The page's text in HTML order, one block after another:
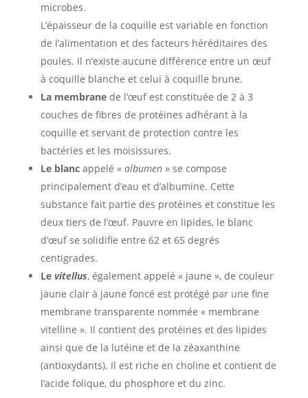
microbes.
L’épaisseur de la coquille est variable en fonction
de l’alimentation et des facteurs héréditaires des
poules. Il n’existe aucune différence entre un œuf
à coquille blanche et celui à coquille brune.
La membranede l’œuf est constituée de 2 à 3
couches de fibres de protéines adhérant à la
coquille et servant de protection contre les
bactéries et les moisissures.
Le blancappelé « albumen» se compose
principalement d’eau et d’albumine. Cette
substance fait partie des protéines et constitue les
deux tiers de l’œuf. Pauvre en lipides, le blanc
d’œuf se solidifie entre 62 et 65 degrés
centigrades.
Le vitellus, également appelé « jaune », de couleur
jaune clair à jaune foncé est protégé par une fine
membrane transparente nommée « membrane
vitelline ». Il contient des protéines et des lipides
ainsi que de la lutéine et de la zéaxanthine
(antioxydants). Il est riche en choline et contient de
l’acide folique, du phosphore et du zinc.